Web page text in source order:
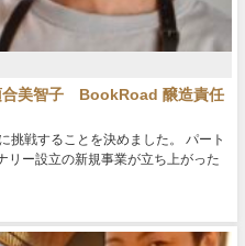
合美智子 BookRoad 醸造責任
挑戦することを決めました。 パート
リー設立の新規事業が立ち上がった